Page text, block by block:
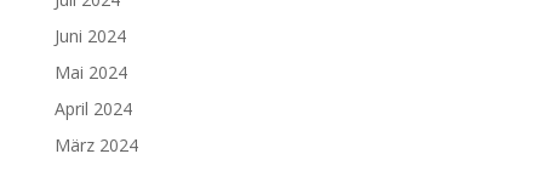
Juni 2024
Mai 2024
April 2024
März 2024